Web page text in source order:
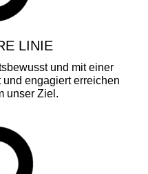
LINIE
und mit einer
und engagiert erreichen
unser Ziel.